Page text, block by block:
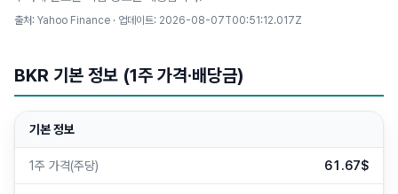
출처: Yahoo Finance · 업데이트: 2026-08-07T00:51:12.017Z
BKR 기본 정보 (1주 가격·배당금)
기본 정보
1주 가격(주당) 61.67$